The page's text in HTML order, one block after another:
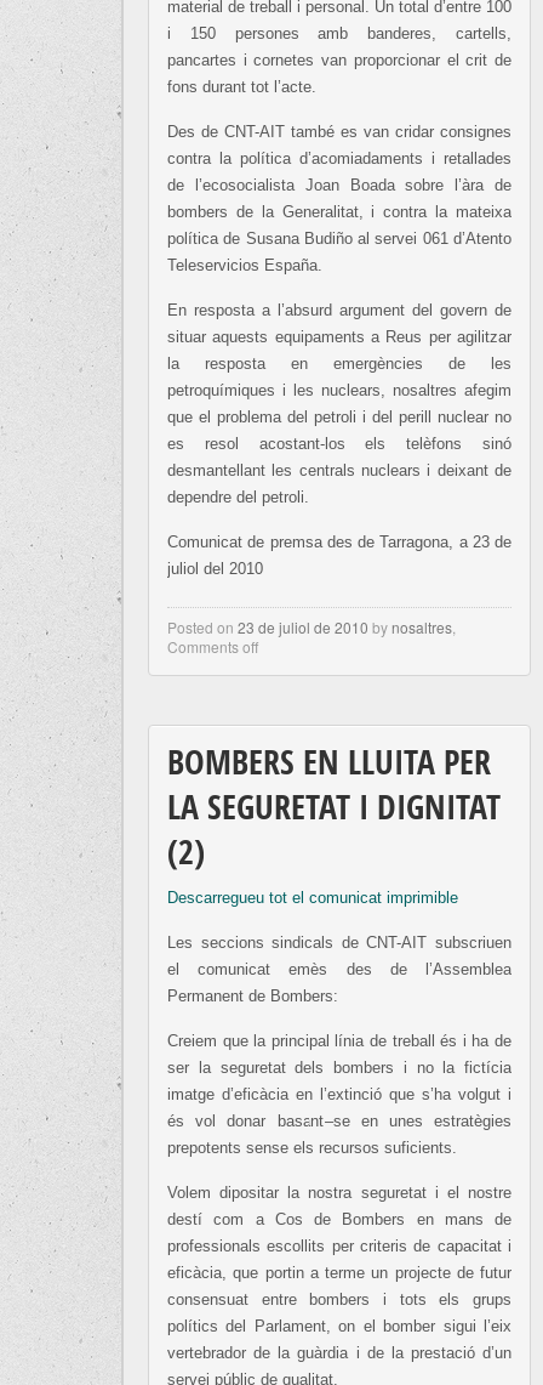
material de treball i personal. Un total d’entre 100
i 150 persones amb banderes, cartells,
pancartes i cornetes van proporcionar el crit de
fons durant tot l’acte.
Des de CNT-AIT també es van cridar consignes
contra la política d’acomiadaments i retallades
de l’ecosocialista Joan Boada sobre l’àra de
bombers de la Generalitat, i contra la mateixa
política de Susana Budiño al servei 061 d’Atento
Teleservicios España.
En resposta a l’absurd argument del govern de
situar aquests equipaments a Reus per agilitzar
la resposta en emergències de les
petroquímiques i les nuclears, nosaltres afegim
que el problema del petroli i del perill nuclear no
es resol acostant-los els telèfons sinó
desmantellant les centrals nuclears i deixant de
dependre del petroli.
Comunicat de premsa des de Tarragona, a 23 de
juliol del 2010
Posted on 23 de juliol de 2010 by nosaltres
Comments off
BOMBERS EN LLUITA PER
LA SEGURETAT I DIGNITAT
(2)
Descarregueu tot el comunicat imprimible
Les seccions sindicals de CNT-AIT subscriuen
el comunicat emès des de l’Assemblea
Permanent de Bombers:
Creiem que la principal línia de treball és i ha de
ser la seguretat dels bombers i no la fictícia
imatge d’eficàcia en l’extinció que s’ha volgut i
és vol donar basant–se en unes estratègies
prepotents sense els recursos suficients.
Volem dipositar la nostra seguretat i el nostre
destí com a Cos de Bombers en mans de
professionals escollits per criteris de capacitat i
eficàcia, que portin a terme un projecte de futur
consensuat entre bombers i tots els grups
polítics del Parlament, on el bomber sigui l’eix
vertebrador de la guàrdia i de la prestació d’un
servei públic de qualitat.